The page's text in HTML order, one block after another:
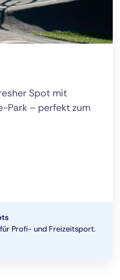
Spot mit
Park – perfekt zum
Profi- und Freizeitsport.